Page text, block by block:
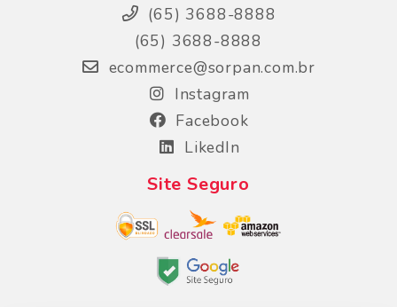
(65) 3688-8888
(65) 3688-8888
ecommerce@sorpan.com.br
Instagram
Facebook
LikedIn
Site Seguro